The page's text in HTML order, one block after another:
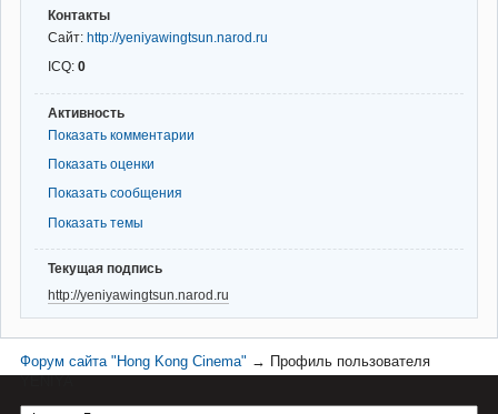
Контакты
Сайт: http://yeniyawingtsun.narod.ru
ICQ: 0
Активность
Показать комментарии
Показать оценки
Показать сообщения
Показать темы
Текущая подпись
http://yeniyawingtsun.narod.ru
Форум сайта "Hong Kong Cinema" → Профиль пользователя
YENIYA